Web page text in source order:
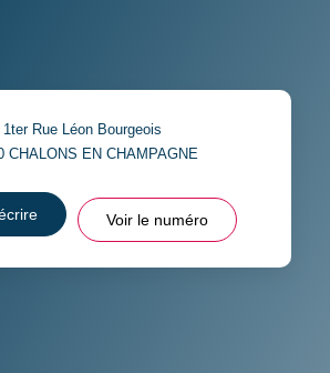
1ter Rue Léon Bourgeois
CHALONS EN CHAMPAGNE
Voir le numéro